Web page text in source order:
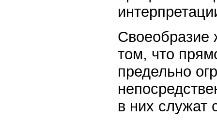
Своеобразие
том, что
предельно
в них служат